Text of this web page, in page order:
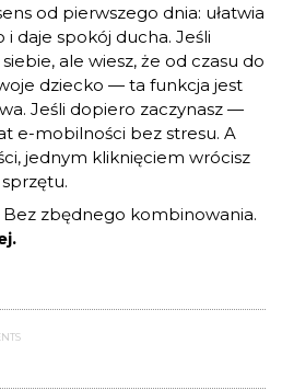
od pierwszego dnia: ułatwia
i daje spokój ducha. Jeśli
ale wiesz, że od czasu do
dziecko — ta funkcja jest
Jeśli dopiero zaczynasz —
e-mobilności bez stresu. A
jednym kliknięciem wrócisz
Bez zbędnego kombinowania.